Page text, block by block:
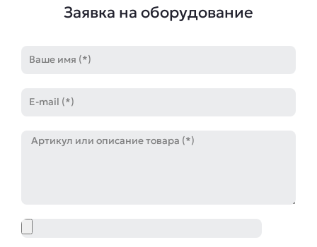
Заявка на оборудование
mail
Артикул
Файл